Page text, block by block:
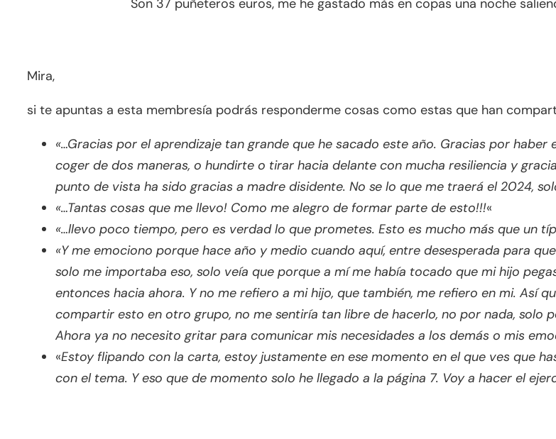
Son 37 puñeteros euros, me he gastado más en copas una noche
Mira,
si te apuntas a esta membresía podrás responderme cosas como estas que han
«…Gracias por el aprendizaje tan grande que he sacado este año. Gracias por
coger de dos maneras, o hundirte o tirar hacia delante con mucha resiliencia y
punto de vista ha sido gracias a madre disidente. No se lo que me traerá el 2024,
«…Tantas cosas que me llevo! Como me alegro de formar parte de esto!!!«
«…llevo poco tiempo, pero es verdad lo que prometes. Esto es mucho más que un
«Y me emociono porque hace año y medio cuando aquí, entre desesperada para
solo me importaba eso, solo veía que porque a mí me había tocado que mi hijo
entonces hacia ahora. Y no me refiero a mi hijo, que también, me refiero en mi. Así
compartir esto en otro grupo, no me sentiría tan libre de hacerlo, no por nada, solo
Ahora ya no necesito gritar para comunicar mis necesidades a los demás o mis
«Estoy flipando con la carta, estoy justamente en ese momento en el que ves que
con el tema. Y eso que de momento solo he llegado a la página 7. Voy a hacer el